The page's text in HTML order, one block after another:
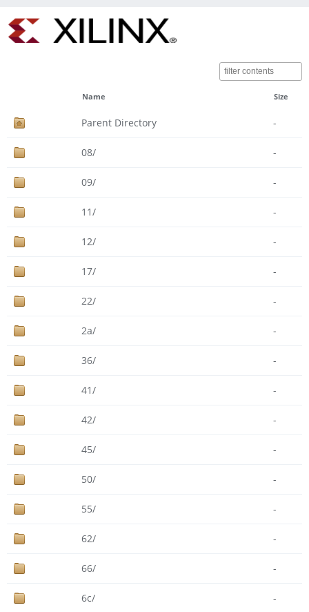
Name Size
Parent Directory -
08/ -
09/ -
11/ -
12/ -
17/ -
22/ -
2a/ -
36/ -
41/ -
42/ -
45/ -
50/ -
55/ -
62/ -
66/ -
6c/ -